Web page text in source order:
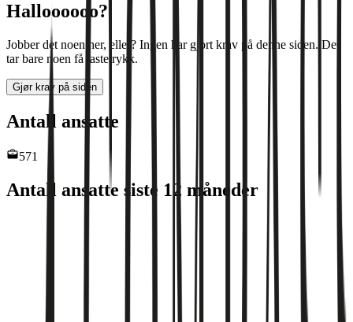
Halloooooo?
Jobber det noen her, eller? Ingen har gjort krav på denne siden. Det
tar bare noen få tastetrykk.
Gjør krav på siden
Antall ansatte
571
Antall ansatte siste 12 måneder